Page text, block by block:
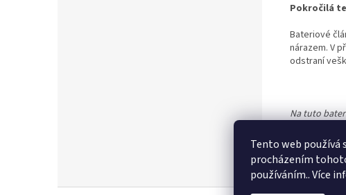
Tento web používá
procházením
používáním.. Více
Pokročilá
Bateriové
nárazem. V
odstraní
Na tuto